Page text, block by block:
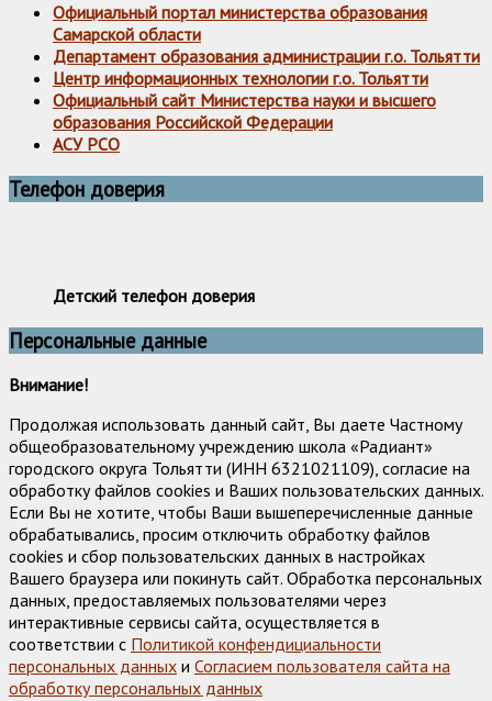
Официальный портал министерства образования
Самарской области
Департамент образования администрации г.о. Тольятти
Центр информационных технологии г.о. Тольятти
Официальный сайт Министерства науки и высшего
образования Российской Федерации
АСУ РСО
Телефон доверия
Детский телефон доверия
Персональные данные
Внимание!
Продолжая использовать данный сайт, Вы даете Частному
общеобразовательному учреждению школа «Радиант»
городского округа Тольятти (ИНН 6321021109), согласие на
обработку файлов cookies и Ваших пользовательских данных.
Если Вы не хотите, чтобы Ваши вышеперечисленные данные
обрабатывались, просим отключить обработку файлов
cookies и сбор пользовательских данных в настройках
Вашего браузера или покинуть сайт. Обработка персональных
данных, предоставляемых пользователями через
интерактивные сервисы сайта, осуществляется в
соответствии с Политикой конфендициальности
персональных данных и Согласием пользователя сайта на
обработку персональных данных